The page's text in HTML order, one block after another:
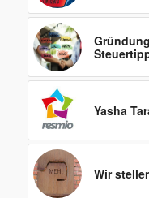
Yasha
Wir